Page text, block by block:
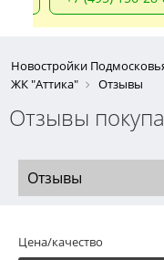
Новостройки
ЖК "Аттика"
Отзывы
Отзывы
Отзывы
Цена/качество